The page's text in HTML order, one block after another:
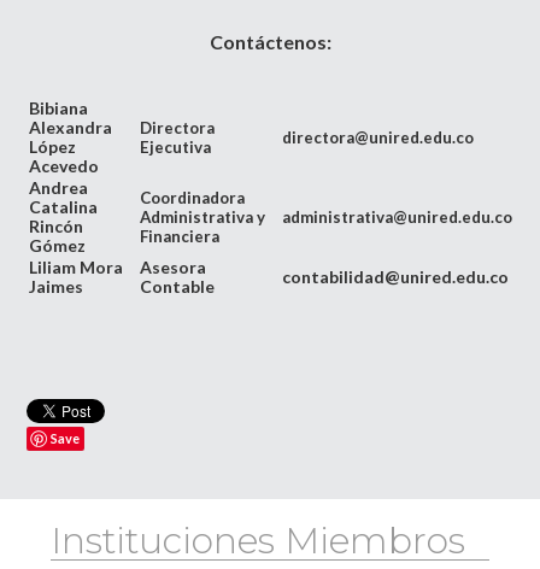
Contáctenos:
Bibiana
Alexandra
López
Acevedo
Directora
Ejecutiva
directora@unired.edu.co
Andrea
Catalina
Rincón
Gómez
Coordinadora
Administrativa y
Financiera
administrativa@unired.edu.co
Liliam Mora
Jaimes
Asesora
Contable
contabilidad@unired.edu.co
Save
Instituciones Miembros